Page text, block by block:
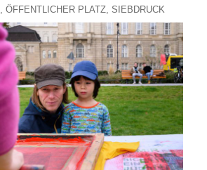
,ÖFFENTLICHER PLATZ,SIEBDRUCK